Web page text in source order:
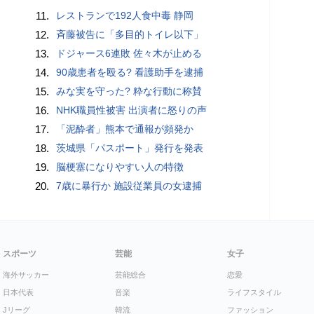
11. レストランで192人食中毒 静岡
12. 斉藤被告に「多目的トイレ以下」
13. ドジャース6連敗 佐々木が止める
14. 90歳患者を殴る? 看護助手を逮捕
15. みな実を守った? 粋な行動に称賛
16. NHK職員性被害 出演者に怒りの声
17. 「泥酔者」熊本で通報が頻発か
18. 茨城県「パスポート」発行を発表
19. 脳梗塞になりやすい人の特徴
20. 7歳に暴行か 施設従業員の女逮捕
スポーツ
海外サッカー
日本代表
Jリーグ
芸能
芸能総合
音楽
韓流
女子
恋愛
ライフスタイル
ファッション